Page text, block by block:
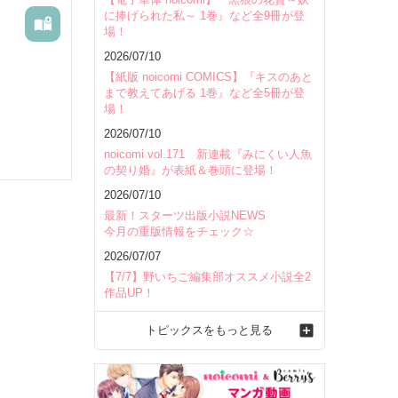
に捧げられた私～ 1巻』など全9冊が登
場！
2026/07/10
【紙版 noicomi COMICS】『キスのあと
まで教えてあげる 1巻』など全5冊が登
場！
2026/07/10
noicomi vol.171 新連載『みにくい人魚
の契り婚』が表紙＆巻頭に登場！
2026/07/10
最新！スターツ出版小説NEWS
今月の重版情報をチェック☆
2026/07/07
【7/7】野いちご編集部オススメ小説全2
作品UP！
トピックスをもっと見る